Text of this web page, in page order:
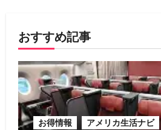
おすすめ記事
お得情報 アメリカ生活ナビ